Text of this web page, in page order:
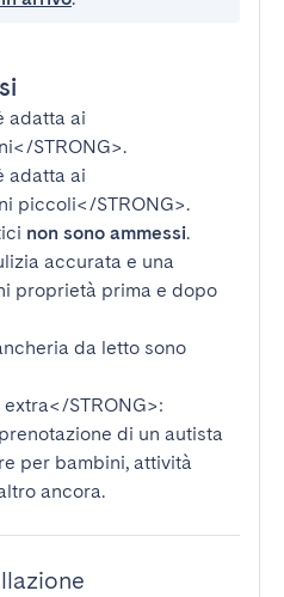
adatta ai
STRONG>.
adatta ai
piccoli</STRONG>.
non sono ammessi.
accurata e una
proprietà prima e dopo
da letto sono
STRONG>:
di un autista
per bambini, attività
ancora.